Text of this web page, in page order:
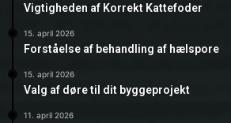
Vigtigheden af Korrekt Kattefoder
15. april 2026
Forståelse af behandling af hælspore
15. april 2026
Valg af døre til dit byggeprojekt
11. april 2026